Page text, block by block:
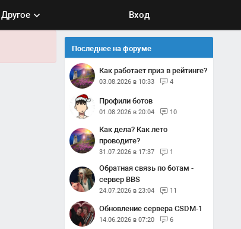
Другое Вход
Последнее на форуме
Как работает приз в рейтинге?
03.08.2026 в 10:33 4
Профили ботов
01.08.2026 в 20:04 10
Как дела? Как лето
проводите?
31.07.2026 в 17:37 1
Обратная связь по ботам -
сервер BBS
24.07.2026 в 23:04 11
Обновление сервера CSDM-1
14.06.2026 в 07:20 6